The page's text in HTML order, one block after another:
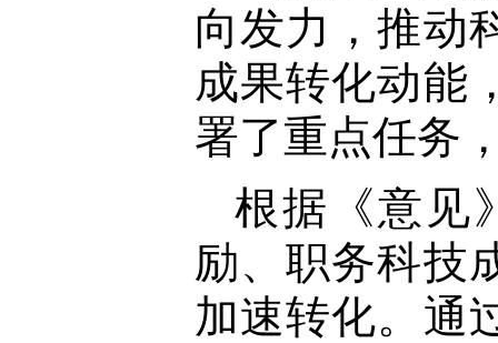
向发力，推动
成果转化动能
署了重点任务
根据《意见
励、职务科技
加速转化。通